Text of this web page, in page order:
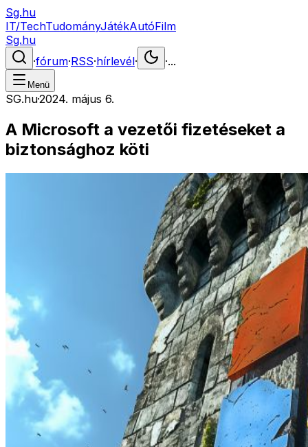
Sg.hu
IT/TechTudományJátékAutóFilm
Sg.hu
·fórum·RSS·hírlevél· ·...
Menü
SG.hu·2024. május 6.
A Microsoft a vezetői fizetéseket a
biztonsághoz köti